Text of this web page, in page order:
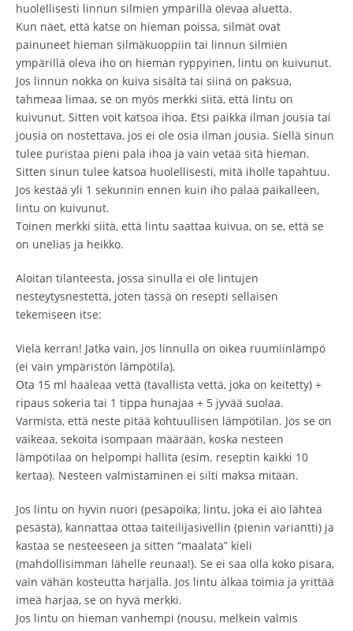
huolellisesti linnun silmien ympärillä olevaa aluetta.
Kun näet, että katse on hieman poissa, silmät ovat
painuneet hieman silmäkuoppiin tai linnun silmien
ympärillä oleva iho on hieman ryppyinen, lintu on kuivunut.
Jos linnun nokka on kuiva sisältä tai siinä on paksua,
tahmeaa limaa, se on myös merkki siitä, että lintu on
kuivunut. Sitten voit katsoa ihoa. Etsi paikka ilman jousia tai
jousia on nostettava, jos ei ole osia ilman jousia. Siellä sinun
tulee puristaa pieni pala ihoa ja vain vetää sitä hieman.
Sitten sinun tulee katsoa huolellisesti, mitä iholle tapahtuu.
Jos kestää yli 1 sekunnin ennen kuin iho palaa paikalleen,
lintu on kuivunut.
Toinen merkki siitä, että lintu saattaa kuivua, on se, että se
on unelias ja heikko.
Aloitan tilanteesta, jossa sinulla ei ole lintujen
nesteytysnestettä, joten tässä on resepti sellaisen
tekemiseen itse:
Vielä kerran! Jatka vain, jos linnulla on oikea ruumiinlämpö
(ei vain ympäristön lämpötila).
Ota 15 ml haaleaa vettä (tavallista vettä, joka on keitetty) +
ripaus sokeria tai 1 tippa hunajaa + 5 jyvää suolaa.
Varmista, että neste pitää kohtuullisen lämpötilan. Jos se on
vaikeaa, sekoita isompaan määrään, koska nesteen
lämpötilaa on helpompi hallita (esim. reseptin kaikki 10
kertaa). Nesteen valmistaminen ei silti maksa mitään.
Jos lintu on hyvin nuori (pesäpoika, lintu, joka ei aio lähteä
pesästä), kannattaa ottaa taiteilijasivellin (pienin variantti) ja
kastaa se nesteeseen ja sitten “maalata” kieli
(mahdollisimman lähelle reunaa!). Se ei saa olla koko pisara,
vain vähän kosteutta harjalla. Jos lintu alkaa toimia ja yrittää
imeä harjaa, se on hyvä merkki.
Jos lintu on hieman vanhempi (nousu, melkein valmis